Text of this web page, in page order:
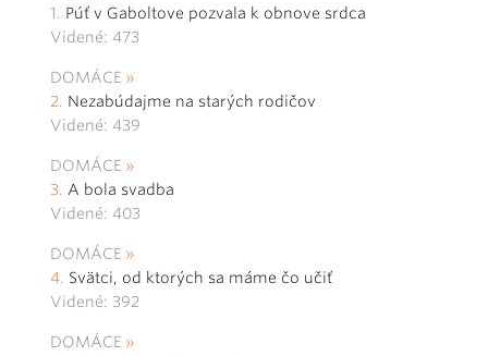
Púť v Gaboltove pozvala k obnove srdca
Videné: 473
DOMÁCE
Nezabúdajme na starých rodičov
Videné: 439
DOMÁCE
A bola svadba
Videné: 403
DOMÁCE
Svätci, od ktorých sa máme čo učiť
Videné: 392
DOMÁCE